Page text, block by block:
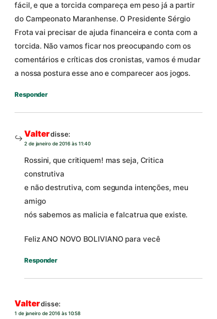
fácil, e que a torcida compareça em peso já a partir
do Campeonato Maranhense. O Presidente Sérgio
Frota vai precisar de ajuda financeira e conta com a
torcida. Não vamos ficar nos preocupando com os
comentários e críticas dos cronistas, vamos é mudar
a nossa postura esse ano e comparecer aos jogos.
Responder
Valterdisse:
2 de janeiro de 2016 às 11:40
Rossini, que critiquem! mas seja, Critica
construtiva
e não destrutiva, com segunda intenções, meu
amigo
nós sabemos as malicia e falcatrua que existe.
Feliz ANO NOVO BOLIVIANO para vecê
Responder
Valterdisse:
1 de janeiro de 2016 às 10:58